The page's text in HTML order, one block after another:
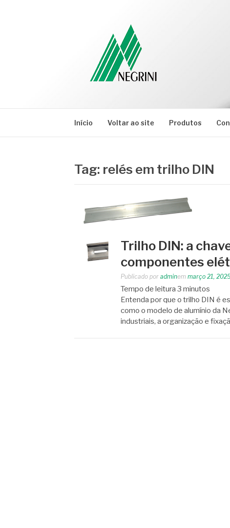
Início Voltar ao site Produtos
Tag: relés em trilho DIN
Trilho DIN: a
componentes
Publicado por adminem março 21,
Tempo de leitura 3 minutos
Entenda por que o trilho DIN é
como o modelo de alumínio da
industriais, a organização e